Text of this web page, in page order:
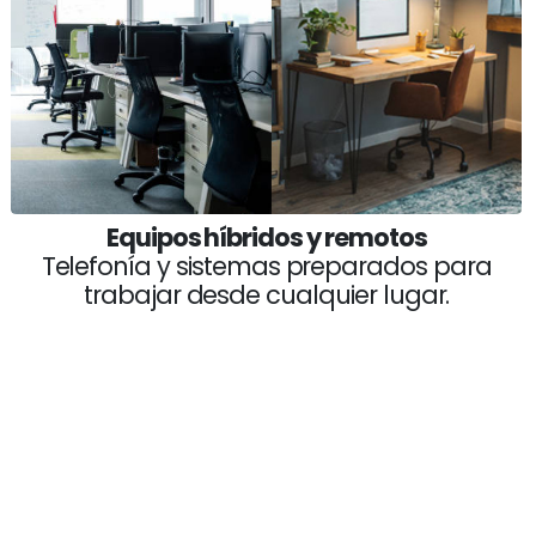
Equipos híbridos y remotos
Telefonía y sistemas preparados para
trabajar desde cualquier lugar.